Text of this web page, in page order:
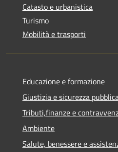
Catasto e urbanistica
Turismo
Mobilità e trasporti
Educazione e formazione
Giustizia e sicurezza
Tributi,finanze e
Ambiente
Salute, benessere e